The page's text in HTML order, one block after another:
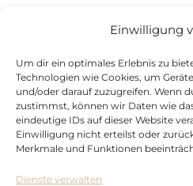
Einwilligung
Um dir ein optimales Erlebnis zu
Technologien wie Cookies, um
und/oder darauf zuzugreifen. Wenn
zustimmst, können wir Daten wie
eindeutige IDs auf dieser Website
Einwilligung nicht erteilst oder
Merkmale und Funktionen
Dienste verwalten
Standort Düsseldorf
40213 Düsseldorf
+492116107900